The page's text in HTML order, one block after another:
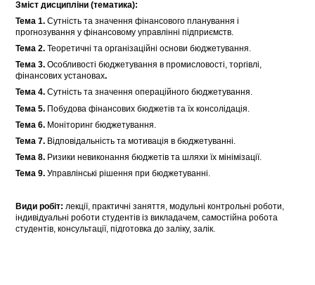
Зміст дисципліни (тематика):
Тема 1.Сутність та значення фінансового планування і
прогнозування у фінансовому управлінні підприємств.
Тема 2.Теоретичні та організаційні основи бюджетування.
Тема 3.Особливості бюджетування в промисловості, торгівлі,
фінансових установах.
Тема 4.Сутність та значення операційного бюджетування.
Тема 5. Побудова фінансових бюджетів та їх консолідація.
Тема 6. Моніторинг бюджетування.
Тема 7. Відповідальність та мотивація в бюджетуванні.
Тема 8. Ризики невиконання бюджетів та шляхи їх мінімізації.
Тема 9.Управлінські рішення при бюджетуванні.
Види робіт: лекції, практичні заняття, модульні контрольні роботи,
індивідуальні роботи студентів із викладачем, самостійна робота
студентів, консультації, підготовка до заліку, залік.